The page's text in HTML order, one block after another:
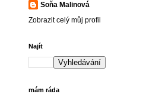
Soňa Malinová
Zobrazit celý můj profil
Najít
mám ráda